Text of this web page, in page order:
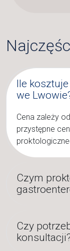
Ile
we
Cena zależy
przystępne
Czym
Czy